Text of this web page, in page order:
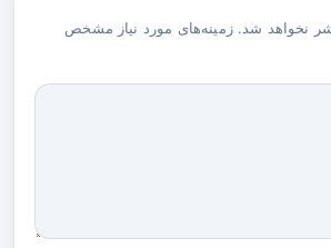
نخواهد شد. زمینه‌های مورد نیاز مشخص